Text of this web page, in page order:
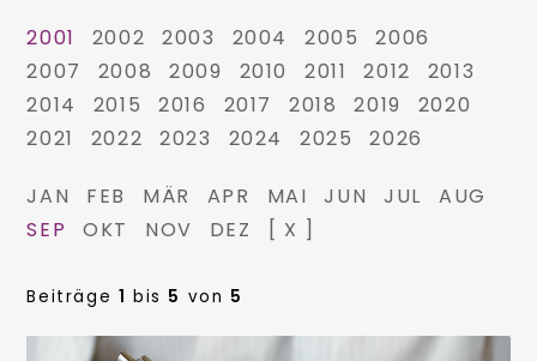
2001 2002 2003 2004 2005
2006
2007
2008 2009 2010 2011 2012
2013
2014
2015 2016 2017 2018 2019
2020
2021
2022 2023 2024 2025 2026
JAN FEB MÄR APR MAI JUN JUL
AUG
SEP
OKT NOV DEZ [ X ]
Beiträge 1 bis 5 von 5